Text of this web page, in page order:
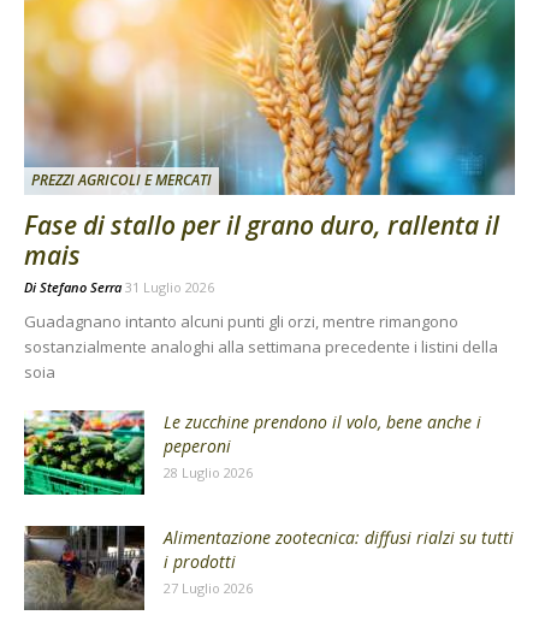
PREZZI AGRICOLI E MERCATI
Fase di stallo per il grano duro, rallenta il
mais
Di Stefano Serra 31 Luglio 2026
Guadagnano intanto alcuni punti gli orzi, mentre rimangono
sostanzialmente analoghi alla settimana precedente i listini della
soia
Le zucchine prendono il volo, bene anche i
peperoni
28 Luglio 2026
Alimentazione zootecnica: diffusi rialzi su tutti
i prodotti
27 Luglio 2026